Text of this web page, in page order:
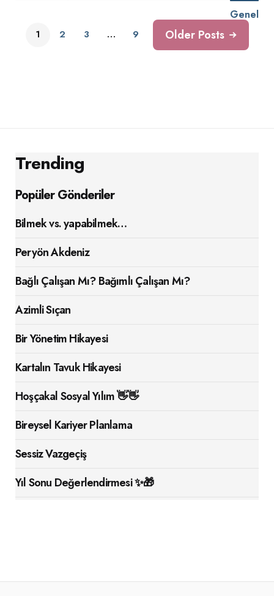
Genel
1 2 3 … 9 Older Posts
Trending
Popüler Gönderiler
Bilmek vs. yapabilmek…
Peryön Akdeniz
Bağlı Çalışan Mı? Bağımlı Çalışan Mı?
Azimli Sıçan
Bir Yönetim Hikayesi
Kartalın Tavuk Hikayesi
Hoşçakal Sosyal Yılım 👋👋
Bireysel Kariyer Planlama
Sessiz Vazgeçiş
Yıl Sonu Değerlendirmesi ✨🎁